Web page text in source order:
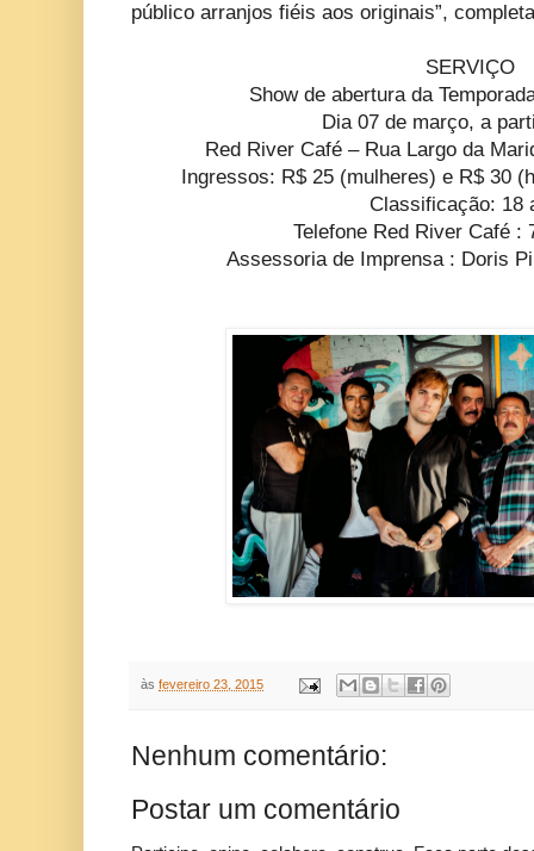
público arranjos fiéis aos originais”,
SERVIÇO
Show de abertura da
Dia 07 de março, a
Red River Café – Rua Largo da
Ingressos: R$ 25 (mulheres) e R$ 30
Classificação: 18
Telefone Red River Café :
Assessoria de Imprensa : Doris
às fevereiro 23, 2015
Nenhum comentário:
Postar um comentário